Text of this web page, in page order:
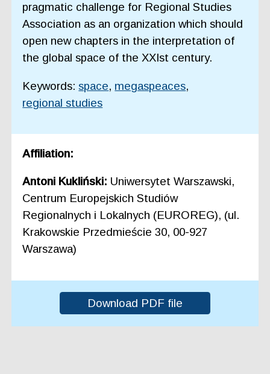
pragmatic challenge for Regional Studies
Association as an organization which should
open new chapters in the interpretation of
the global space of the XXIst century.
Keywords: space, megaspeaces,
regional studies
Affiliation:
Antoni Kukliński: Uniwersytet Warszawski,
Centrum Europejskich Studiów
Regionalnych i Lokalnych (EUROREG), (ul.
Krakowskie Przedmieście 30, 00-927
Warszawa)
Download PDF file